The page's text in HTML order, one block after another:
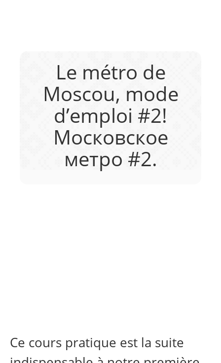
Le métro de
Moscou, mode
d’emploi #2!
Московское
метро #2.
Ce cours pratique est la suite